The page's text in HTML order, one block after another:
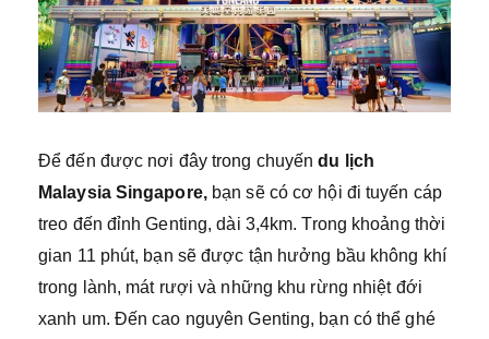
Để đến được nơi đây trong chuyếndu lịch
Malaysia Singapore,bạn sẽ có cơ hội đi tuyến cáp
treo đến đỉnh Genting, dài 3,4km. Trong khoảng thời
gian 11 phút, bạn sẽ được tận hưởng bầu không khí
trong lành, mát rượi và những khu rừng nhiệt đới
xanh um. Đến cao nguyên Genting, bạn có thể ghé